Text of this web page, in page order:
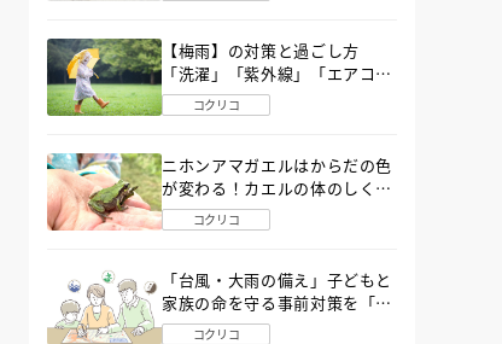
【梅雨】の対策と過ごし方
「洗濯」「紫外線」「エアコ
ン」「ゲリラ豪雨」…〔気象予
報士が完全ガイド〕
コクリコ
ニホンアマガエルはからだの色
が変わる！カエルの体のしくみ
から両生類の特ちょうまで図鑑
MOVEが解説！
コクリコ
「台風・大雨の備え」子どもと
家族の命を守る事前対策を「防
災アドバイザー」が解説
コクリコ